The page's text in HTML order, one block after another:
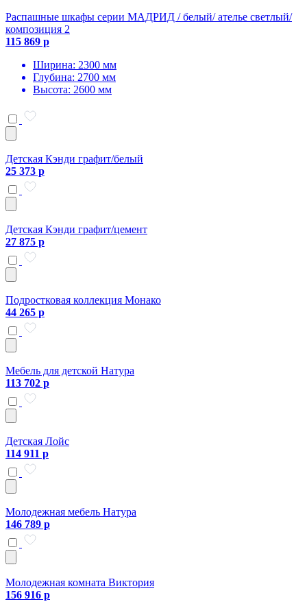
Распашные шкафы серии МАДРИД / белый/ ателье светлый/
композиция 2
115 869 р
Ширина: 2300 мм
Глубина: 2700 мм
Высота: 2600 мм
Детская Кэнди графит/белый
25 373 р
Детская Кэнди графит/цемент
27 875 р
Подростковая коллекция Монако
44 265 р
Мебель для детской Натура
113 702 р
Детская Лойс
114 911 р
Молодежная мебель Натура
146 789 р
Молодежная комната Виктория
156 916 р